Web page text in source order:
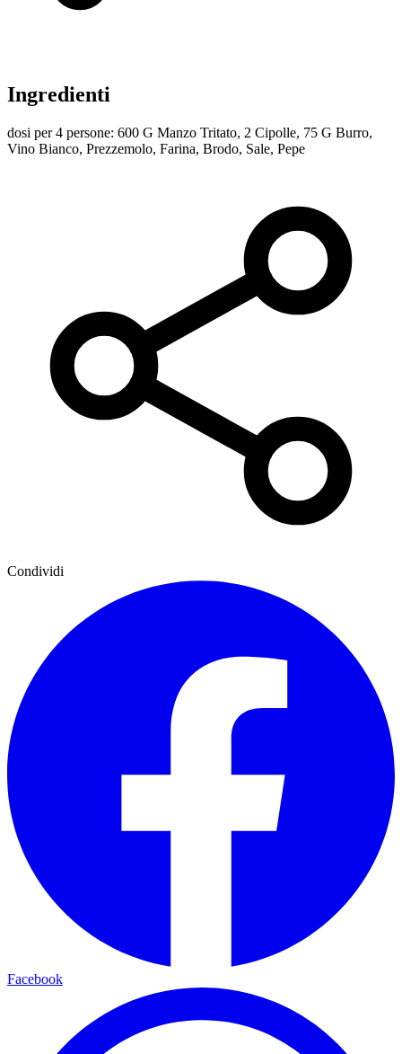
Ingredienti
dosi per 4 persone: 600 G Manzo Tritato, 2 Cipolle, 75 G Burro,
Vino Bianco, Prezzemolo, Farina, Brodo, Sale, Pepe
Condividi
Facebook